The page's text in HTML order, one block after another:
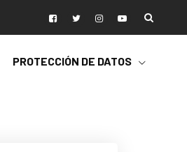
PROTECCIÓN DE DATOS